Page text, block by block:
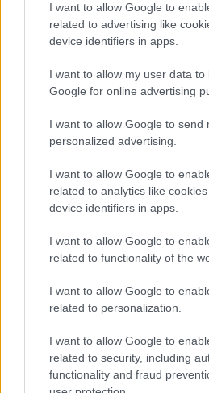
I want to allow Google to
related to advertising like
device identifiers in apps.
I want to allow my user data to
Google for online advertising
I want to allow Google to send
personalized advertising.
I want to allow Google to
related to analytics like
device identifiers in apps.
I want to allow Google to
related to functionality of the
I want to allow Google to
related to personalization.
I want to allow Google to
related to security, including
functionality and fraud
Ροή Ειδήσεων
SPORTS
05/08/26 - 23:25
Παναθηναϊκός - ΤΣΣΚΑ 1948 1-1:
μάθημα στη Βουλγαρία
ΖΩΔΙΑ
Ζώδια: Οι αστρολογικές
από την Αλεξάνδρα Καρτά
ΔΙΕΘΝΗ
05/08/26 - 23:16
Financial Times: Επιστροφές 100
ΔΙΕΘΝΗ
05/08/26 - 23:03
Στην τελική ευθεία η συμφωνία
του Ορμούζ — Ποια είναι τα
ΔΙΕΘΝΗ
05/08/26 - 22:49